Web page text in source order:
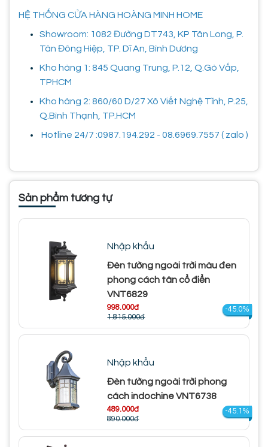
HỆ THỐNG CỬA HÀNG HOÀNG MINH HOME
Showroom: 1082 Đường DT743, KP Tân Long, P.
Tân Đông Hiệp, TP. Dĩ An, Bình Dương
Kho hàng 1: 845 Quang Trung, P.12, Q.Gò Vấp,
TPHCM
Kho hàng 2: 860/60 D/27 Xô Viết Nghệ Tĩnh, P.25,
Q.Bình Thạnh, TP.HCM
Hotline 24/7 :0987.194.292 - 08.6969.7557 ( zalo )
Sản phẩm tương tự
Nhập khẩu
Đèn tường ngoài trời màu đen
phong cách tân cổ điển
VNT6829
998.000đ
1.815.000đ
-45.0%
Nhập khẩu
Đèn tường ngoài trời phong
cách indochine VNT6738
489.000đ
890.000đ
-45.1%